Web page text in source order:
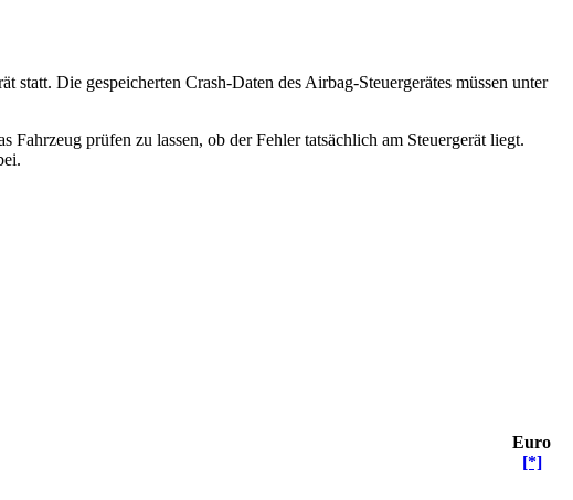
Die gespeicherten Crash-Daten des Airbag-Steuergerätes müssen unter
prüfen zu lassen, ob der Fehler tatsächlich am Steuergerät liegt.
Euro
[*]